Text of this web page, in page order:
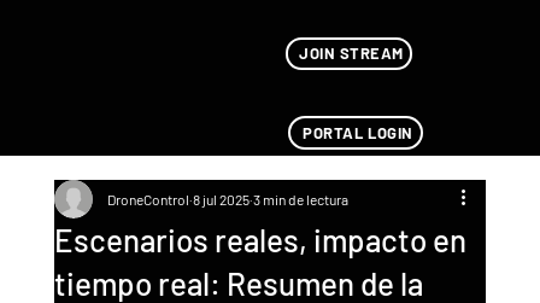
JOIN STREAM
PORTAL LOGIN
Escenarios reales, impacto en
tiempo real: Resumen de la
DroneControl 8 jul 2025 3 min de lectura